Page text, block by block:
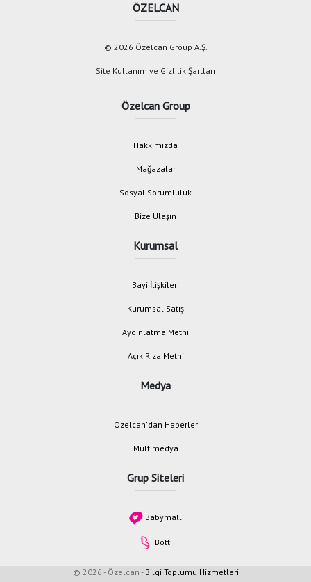
ÖZELCAN
© 2026 Özelcan Group A.Ş.
Site Kullanım ve Gizlilik Şartları
Özelcan Group
Hakkımızda
Mağazalar
Sosyal Sorumluluk
Bize Ulaşın
Kurumsal
Bayi İlişkileri
Kurumsal Satış
Aydınlatma Metni
Açık Rıza Metni
Medya
Özelcan'dan Haberler
Multimedya
Grup Siteleri
Babymall
Botti
© 2026 - Özelcan - Bilgi Toplumu Hizmetleri